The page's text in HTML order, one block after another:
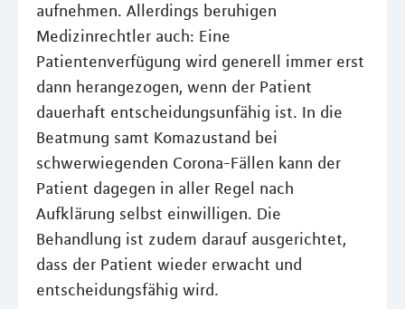
aufnehmen. Allerdings beruhigen
Medizinrechtler auch: Eine
Patientenverfügung wird generell immer erst
dann herangezogen, wenn der Patient
dauerhaft entscheidungsunfähig ist. In die
Beatmung samt Komazustand bei
schwerwiegenden Corona-Fällen kann der
Patient dagegen in aller Regel nach
Aufklärung selbst einwilligen. Die
Behandlung ist zudem darauf ausgerichtet,
dass der Patient wieder erwacht und
entscheidungsfähig wird.